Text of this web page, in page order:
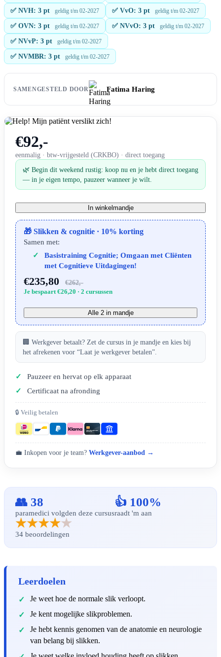
✅ NVH: 3 pt geldig t/m 02-2027 ✅ VvO: 3 pt geldig t/m 02-2027
✅ OVN: 3 pt geldig t/m 02-2027 ✅ NVvO: 3 pt geldig t/m 02-2027
✅ NVvP: 3 pt geldig t/m 02-2027
✅ NVMBR: 3 pt geldig t/m 02-2027
SAMENGESTELD DOOR Fatima Haring
€92,-
eenmalig · btw-vrijgesteld (CRKBO) · direct toegang
🌿 Begin dit weekend rustig: koop nu en je hebt direct toegang
— in je eigen tempo, pauzeer wanneer je wilt.
In winkelmandje
🎁 Slikken & cognitie · 10% korting
Samen met:
Basistraining Cognitie; Omgaan met Cliënten
met Cognitieve Uitdagingen!
€235,80 €262,-
Je bespaart €26,20 · 2 cursussen
Alle 2 in mandje
🏢 Werkgever betaalt? Zet de cursus in je mandje en kies bij
het afrekenen voor “Laat je werkgever betalen”.
Pauzeer en hervat op elk apparaat
Certificaat na afronding
🔒 Veilig betalen
💼 Inkopen voor je team? Werkgever-aanbod →
👥 38
paramedici volgden deze cursus
👍 100%
raadt 'm aan
★★★★★
34 beoordelingen
Leerdoelen
Je weet hoe de normale slik verloopt.
Je kent mogelijke slikproblemen.
Je hebt kennis genomen van de anatomie en neurologie
van belang bij slikken.